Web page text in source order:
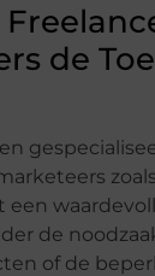
de
een
de
of de